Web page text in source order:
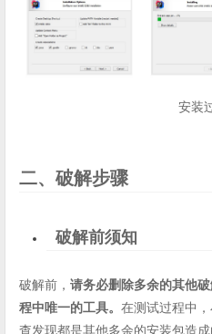
安装
二、破解步骤
破解前须知
破解前， 请务必删除多余的其他
程中唯一的工具。 在测试过程中
查发现都是其他多余的安装包造